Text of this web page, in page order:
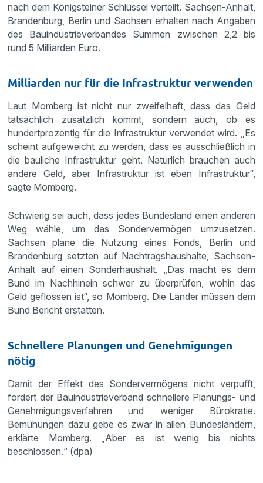
nach dem Königsteiner Schlüssel verteilt. Sachsen-Anhalt,
Brandenburg, Berlin und Sachsen erhalten nach Angaben
des Bauindustrieverbandes Summen zwischen 2,2 bis
rund 5 Milliarden Euro.
Milliarden nur für die Infrastruktur verwenden
Laut Momberg ist nicht nur zweifelhaft, dass das Geld
tatsächlich zusätzlich kommt, sondern auch, ob es
hundertprozentig für die Infrastruktur verwendet wird. „Es
scheint aufgeweicht zu werden, dass es ausschließlich in
die bauliche Infrastruktur geht. Natürlich brauchen auch
andere Geld, aber Infrastruktur ist eben Infrastruktur“,
sagte Momberg.
Schwierig sei auch, dass jedes Bundesland einen anderen
Weg wähle, um das Sondervermögen umzusetzen.
Sachsen plane die Nutzung eines Fonds, Berlin und
Brandenburg setzten auf Nachtragshaushalte, Sachsen-
Anhalt auf einen Sonderhaushalt. „Das macht es dem
Bund im Nachhinein schwer zu überprüfen, wohin das
Geld geflossen ist“, so Momberg. Die Länder müssen dem
Bund Bericht erstatten.
Schnellere Planungen und Genehmigungen
nötig
Damit der Effekt des Sondervermögens nicht verpufft,
fordert der Bauindustrieverband schnellere Planungs- und
Genehmigungsverfahren und weniger Bürokratie.
Bemühungen dazu gebe es zwar in allen Bundesländern,
erklärte Momberg. „Aber es ist wenig bis nichts
beschlossen.“ (dpa)